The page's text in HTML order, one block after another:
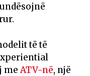
të të
meATV-në, një